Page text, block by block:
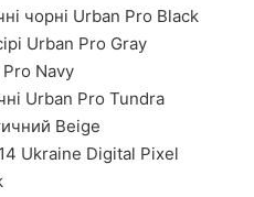
чорні Urban Pro Black
Urban Pro Gray
Navy
Urban Pro Tundra
Beige
Ukraine Digital Pixel